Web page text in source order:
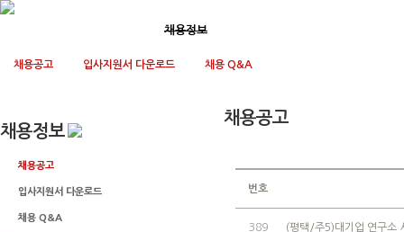
채용정보
채용공고 입사지원서 다운로드 채용 Q&A
채용정보
채용공고
입사지원서 다운로드
채용 Q&A
채용공고
번호
389 (평택/주5)대기업 연구소